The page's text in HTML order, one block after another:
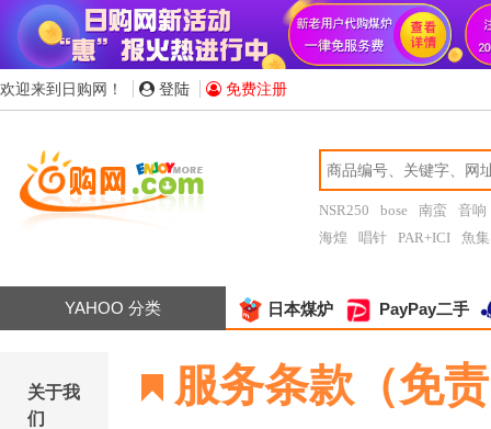
欢迎来到日购网！ 登陆 免费注册
NSR250 bose 南蛮
音响
海煌
唱针 PAR+ICI 魚集
YAHOO 分类 日本煤炉 PayPay二手
关于我
们
服务条款（免